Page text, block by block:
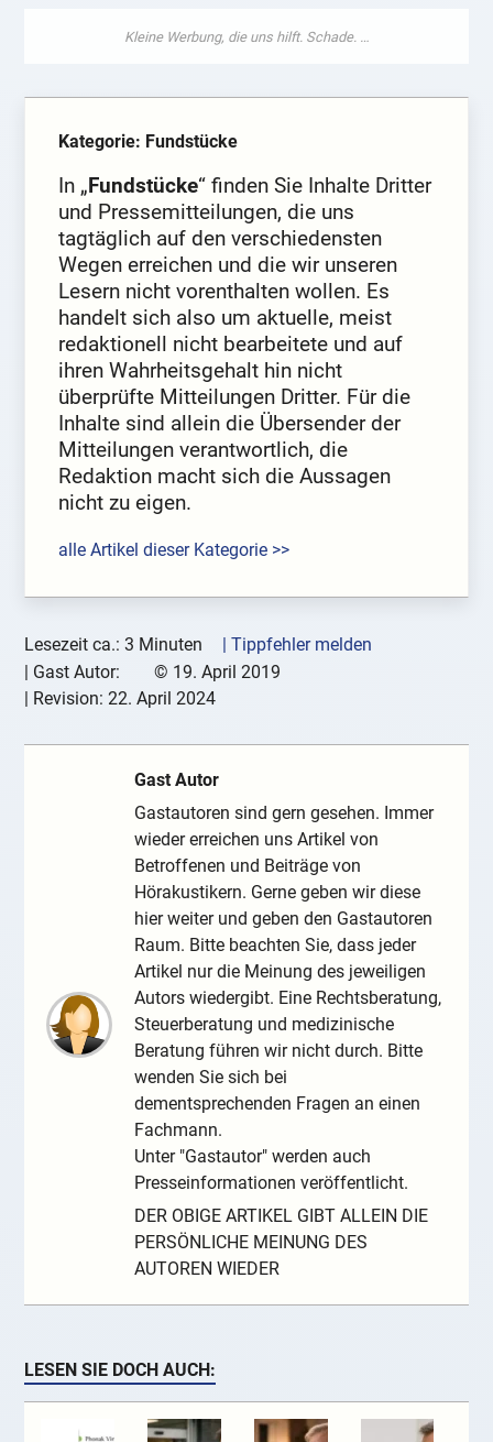
Kategorie: Fundstücke
In „Fundstücke“ finden Sie Inhalte Dritter
und Pressemitteilungen, die uns
tagtäglich auf den verschiedensten
Wegen erreichen und die wir unseren
Lesern nicht vorenthalten wollen. Es
handelt sich also um aktuelle, meist
redaktionell nicht bearbeitete und auf
ihren Wahrheitsgehalt hin nicht
überprüfte Mitteilungen Dritter. Für die
Inhalte sind allein die Übersender der
Mitteilungen verantwortlich, die
Redaktion macht sich die Aussagen
nicht zu eigen.
alle Artikel dieser Kategorie >>
Lesezeit ca.: 3 Minuten
| Tippfehler melden
| Gast Autor: © 19. April 2019
| Revision:22. April 2024
Gast Autor
Gastautoren sind gern gesehen. Immer
wieder erreichen uns Artikel von
Betroffenen und Beiträge von
Hörakustikern. Gerne geben wir diese
hier weiter und geben den Gastautoren
Raum. Bitte beachten Sie, dass jeder
Artikel nur die Meinung des jeweiligen
Autors wiedergibt. Eine Rechtsberatung,
Steuerberatung und medizinische
Beratung führen wir nicht durch. Bitte
wenden Sie sich bei
dementsprechenden Fragen an einen
Fachmann.
Unter "Gastautor" werden auch
Presseinformationen veröffentlicht.
DER OBIGE ARTIKEL GIBT ALLEIN DIE
PERSÖNLICHE MEINUNG DES
AUTOREN WIEDER
LESEN SIE DOCH AUCH: